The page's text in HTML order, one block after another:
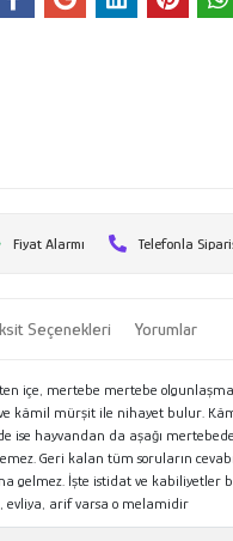
Fiyat Alarmı Telefonla
Seçenekleri Yorumlar
içe, mertebe mertebe
kâmil mürşit ile nihayet bulur.
hayvandan da aşağı
Geri kalan tüm soruların
gelmez. İşte istidat ve
evliya, arif varsa o melamidir